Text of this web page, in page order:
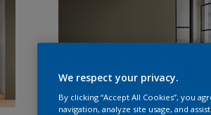
We respect your privacy.
By clicking “Accept All Cookies”, you
navigation, analyze site usage, and